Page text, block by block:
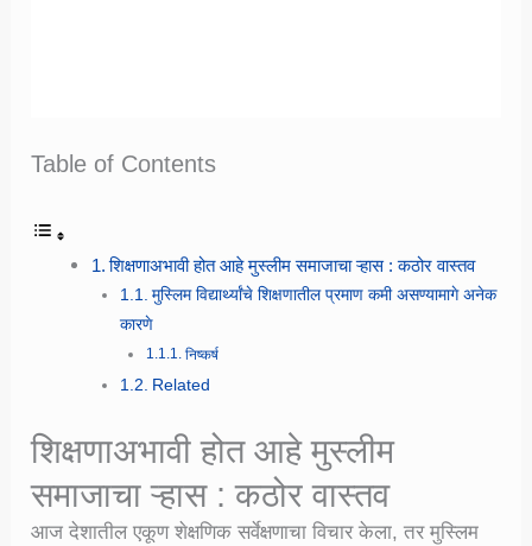
Table of Contents
शिक्षणाअभावी होत आहे मुस्लीम समाजाचा ऱ्हास : कठोर वास्तव
मुस्लिम विद्यार्थ्यांचे शिक्षणातील प्रमाण कमी असण्यामागे अनेक
कारणे
निष्कर्ष
Related
शिक्षणाअभावी होत आहे मुस्लीम
समाजाचा ऱ्हास : कठोर वास्तव
आज देशातील एकूण शेक्षणिक सर्वेक्षणाचा विचार केला, तर मुस्लिम